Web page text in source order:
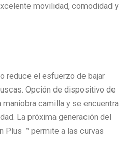
movilidad, comodidad y
reduce el esfuerzo de bajar
Opción de dispositivo de
maniobra camilla y se encuentra
La próxima generación del
Plus ™ permite a las curvas